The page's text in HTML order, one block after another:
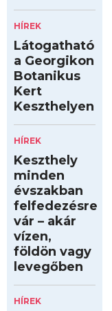
HÍREK
Látogatható
a Georgikon
Botanikus
Kert
Keszthelyen
HÍREK
Keszthely
minden
évszakban
felfedezésre
vár – akár
vízen,
földön vagy
levegőben
HÍREK